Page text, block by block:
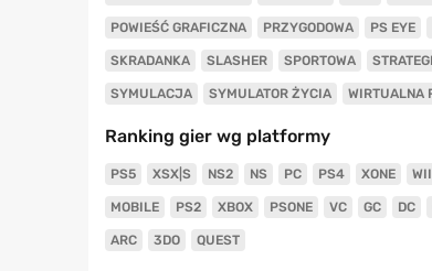
POWIEŚĆ GRAFICZNA PRZYGODOWA PS EYE
SKRADANKA SLASHER SPORTOWA
SYMULACJA SYMULATOR ŻYCIA WIRTUALNA
Ranking gier wg platformy
PS5 XSX|S NS2 NS PC PS4 XONE
MOBILE PS2 XBOX PSONE VC GC DC
ARC 3DO QUEST